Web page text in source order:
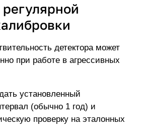
детектора может
при работе в агрессивных
установленный
(обычно 1 год) и
проверку на эталонных